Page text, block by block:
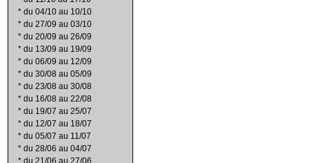
* du 04/10 au 10/10
* du 27/09 au 03/10
* du 20/09 au 26/09
* du 13/09 au 19/09
* du 06/09 au 12/09
* du 30/08 au 05/09
* du 23/08 au 30/08
* du 16/08 au 22/08
* du 19/07 au 25/07
* du 12/07 au 18/07
* du 05/07 au 11/07
* du 28/06 au 04/07
* du 21/06 au 27/06